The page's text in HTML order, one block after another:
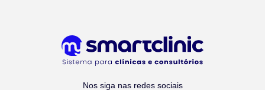
Nos siga nas redes sociais